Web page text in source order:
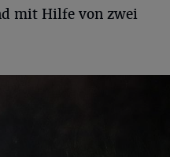
mit Hilfe von zwei